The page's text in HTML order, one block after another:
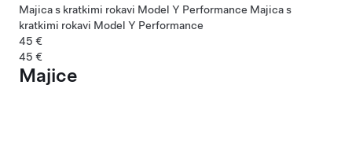
Majica s kratkimi rokavi Model Y Performance Majica s
kratkimi rokavi Model Y Performance
45 €
45 €
Majice